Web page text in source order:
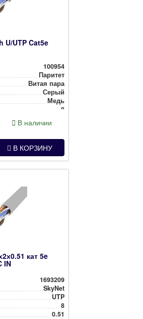
U/UTP Cat5e
100954
Паритет
Витая пара
Серый
Медь
8
В наличии
В КОРЗИНУ
кат 5e
IN
1693209
SkyNet
UTP
8
0.51